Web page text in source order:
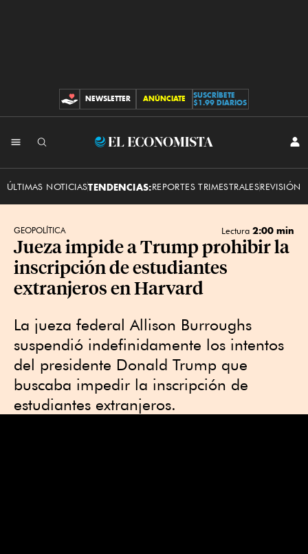
CONTRIBUCIONES
NEWSLETTER ANÚNCIATE
SUSCRÍBETE
$1.99 DIARIOS
El
ÚLTIMAS NOTICIASTENDENCIAS:REPORTES TRIMESTRALESREVISIÓN
GEOPOLÍTICA Lectura 2:00 min
Jueza impide a Trump prohibir la
inscripción de estudiantes
extranjeros en Harvard
La jueza federal Allison Burroughs
suspendió indefinidamente los intentos
del presidente Donald Trump que
buscaba impedir la inscripción de
estudiantes extranjeros.